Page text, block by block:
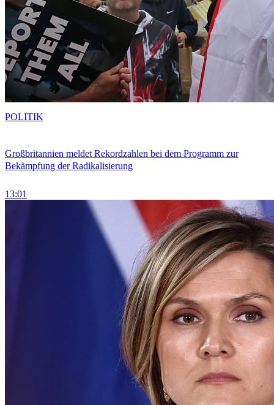
Großbritannien meldet Rekordzahlen bei dem Programm zur
Bekämpfung der Radikalisierung
13:01
POLITIK